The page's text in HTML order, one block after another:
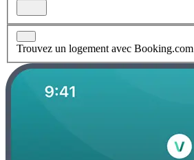
Trouvez un logement avec Booking.com